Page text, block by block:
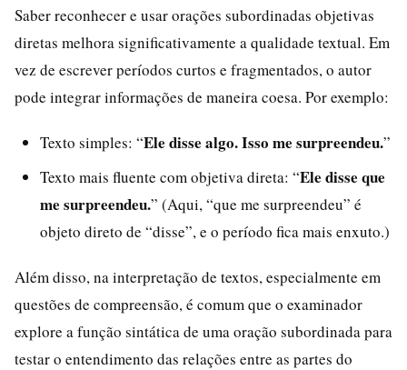
Saber reconhecer e usar orações subordinadas objetivas
diretas melhora significativamente a qualidade textual. Em
vez de escrever períodos curtos e fragmentados, o autor
pode integrar informações de maneira coesa. Por exemplo:
Texto simples: “Ele disse algo. Isso me surpreendeu.”
Texto mais fluente com objetiva direta: “Ele disse que
me surpreendeu.” (Aqui, “que me surpreendeu” é
objeto direto de “disse”, e o período fica mais enxuto.)
Além disso, na interpretação de textos, especialmente em
questões de compreensão, é comum que o examinador
explore a função sintática de uma oração subordinada para
testar o entendimento das relações entre as partes do